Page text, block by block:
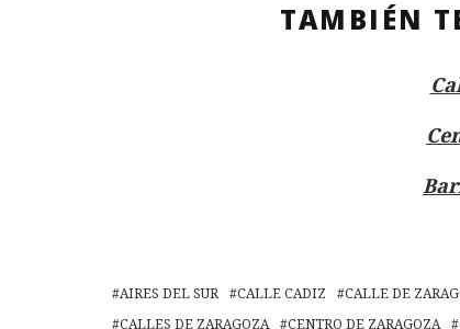
TAMBIÉN
AIRES DEL SUR CALLE CADIZ CALLE DE
CALLES DE ZARAGOZA
CENTRO DE ZARAGOZA